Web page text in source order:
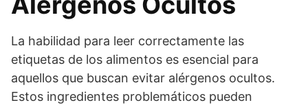
La habilidad para leer correctamente las
etiquetas de los alimentos es esencial para
aquellos que buscan evitar alérgenos ocultos.
Estos ingredientes problemáticos pueden